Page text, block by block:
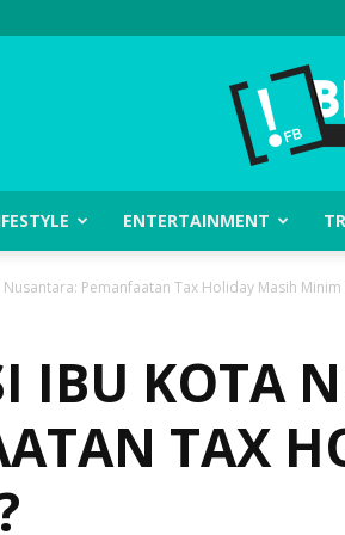
ENTERTAINMENT
Pemanfaatan Tax Holiday Masih Minim
IBU KOTA
TAX